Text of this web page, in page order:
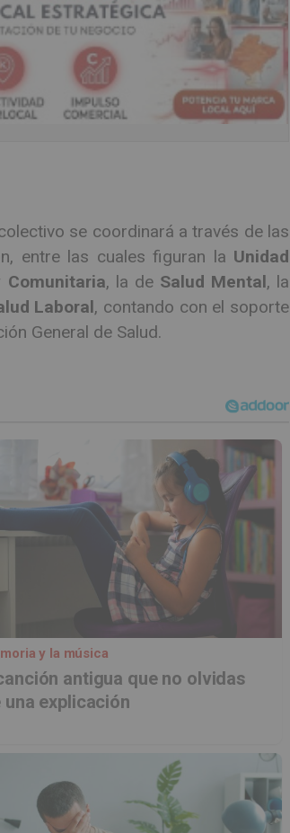
se coordinará a través de las
entre las cuales figuran la Unidad
, la de Salud Mental, la
Laboral, contando con el soporte
General de Salud.
y la música
antigua que no olvidas
una explicación